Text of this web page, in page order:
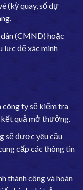
(kỳ quay, số dự
(CMND) hoặc
lực để xác minh
công ty sẽ kiểm tra
kết quả mở thưởng.
được yêu cầu
cấp các thông tin
thành công và hoàn